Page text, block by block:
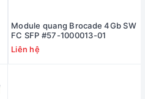
Module quang Brocade 4Gb SW
FC SFP #57-1000013-01
Liên hệ